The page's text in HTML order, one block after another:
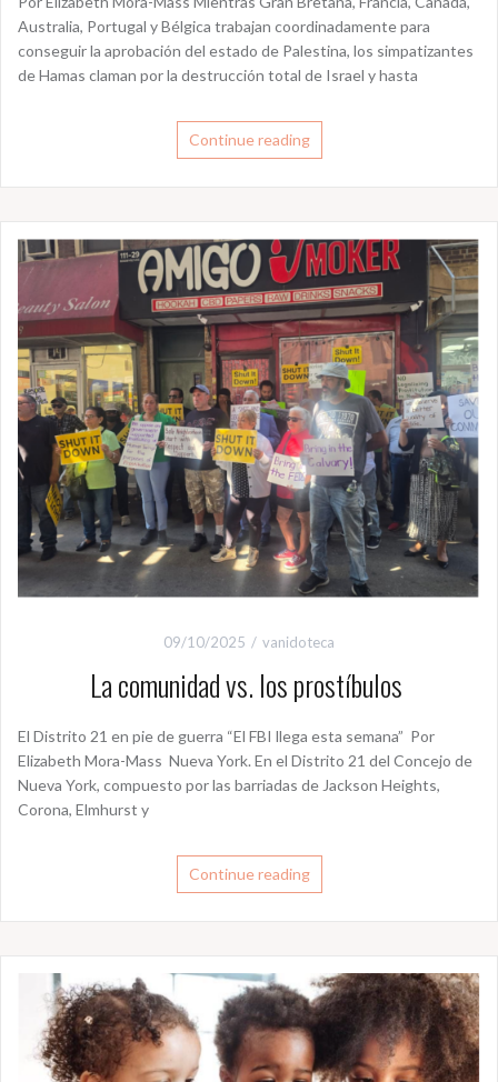
Australia, Portugal y Bélgica trabajan coordinadamente para
conseguir la aprobación del estado de Palestina, los simpatizantes
de Hamas claman por la destrucción total de Israel y hasta
Continue reading
09/10/2025 vanidoteca
La comunidad vs. los prostíbulos
El Distrito 21 en pie de guerra “El FBI llega esta semana” Por
Elizabeth Mora-Mass Nueva York. En el Distrito 21 del Concejo de
Nueva York, compuesto por las barriadas de Jackson Heights,
Corona, Elmhurst y
Continue reading